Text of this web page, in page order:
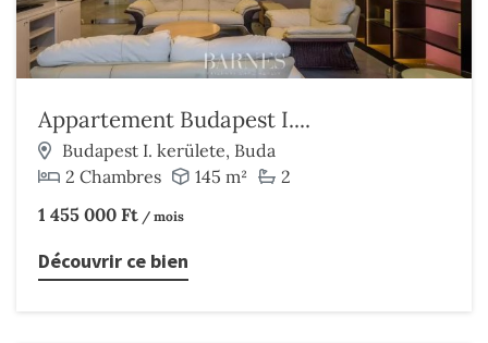
Appartement Budapest I....
Budapest I. kerülete, Buda
2 Chambres
145 m²
2
1 455 000 Ft / mois
Découvrir ce bien